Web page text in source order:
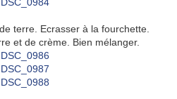
terre. Ecrasser à la fourchette.
et de crème. Bien mélanger.